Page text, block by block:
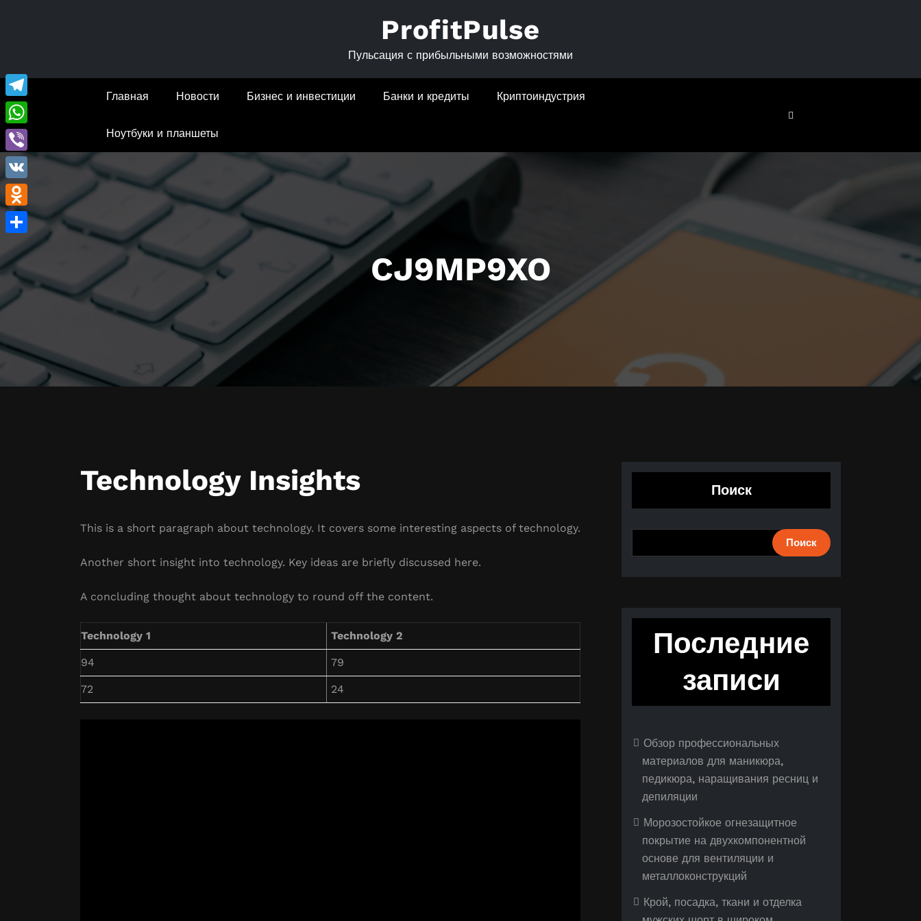
ProfitPulse
Пульсация с прибыльными возможностями
Главная Новости Бизнес и инвестиции Банки и кредиты Криптоиндустрия
Ноутбуки и планшеты
CJ9MP9XO
Technology Insights
This is a short paragraph about technology. It covers some interesting aspects of technology.
Another short insight into technology. Key ideas are briefly discussed here.
A concluding thought about technology to round off the content.
Technology 1 Technology 2
94 79
72 24
Поиск
Поиск
Последние
записи
Обзор профессиональных
материалов для маникюра,
педикюра, наращивания ресниц и
депиляции
Морозостойкое огнезащитное
покрытие на двухкомпонентной
основе для вентиляции и
металлоконструкций
Крой, посадка, ткани и отделка
Telegram
WhatsApp
Viber
VK
Odnoklassniki
Отправить